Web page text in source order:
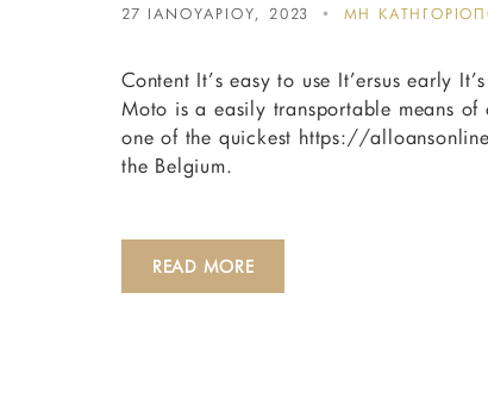
27 ΙΑΝΟΥΑΡΙΟΥ, 2023 ΜΗ
Content It’s easy to use It’ersus early
Moto is a easily transportable means
one of the quickest https://
the Belgium.
READ MORE